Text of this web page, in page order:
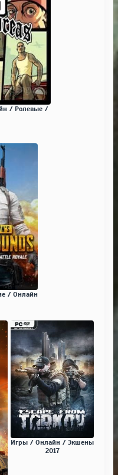
/ Ролевые /
/ Онлайн
Игры / Онлайн / Экшены
2017